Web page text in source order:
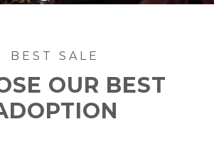
BEST SALE
OUR BEST